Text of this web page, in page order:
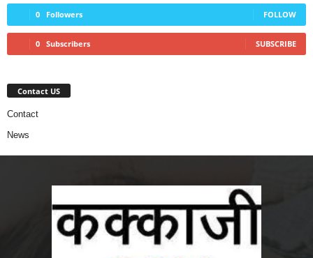
0 Followers FOLLOW
0 Subscribers SUBSCRIBE
Contact US
Contact
News